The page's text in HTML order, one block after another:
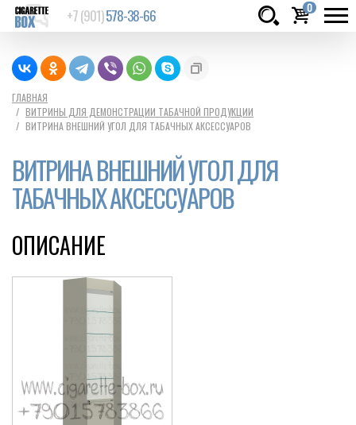
+7 (901)578-38-66 0
ГЛАВНАЯ
ВИТРИНЫ ДЛЯ ДЕМОНСТРАЦИИ ТАБАЧНОЙ ПРОДУКЦИИ
ВИТРИНА ВНЕШНИЙ УГОЛ ДЛЯ ТАБАЧНЫХ АКСЕССУАРОВ
ВИТРИНА ВНЕШНИЙ УГОЛ ДЛЯ
ТАБАЧНЫХ АКСЕССУАРОВ
ОПИСАНИЕ